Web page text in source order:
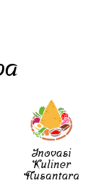
Inovasi
Kuliner
Nusantara